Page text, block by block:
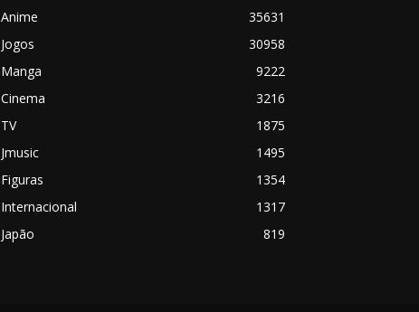
Anime
35631
Jogos
30958
Manga
9222
Cinema
3216
TV
1875
Jmusic
1495
Figuras
1354
Internacional
1317
Japão
819